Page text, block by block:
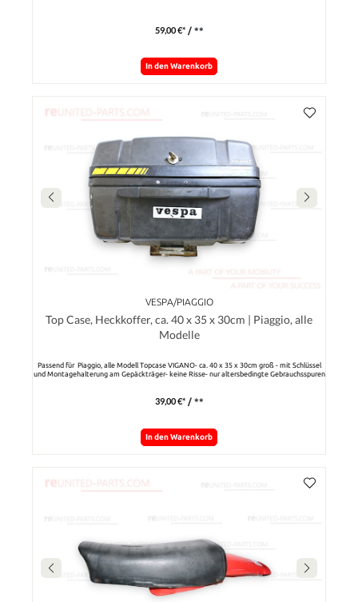
59,00 €* / **
In den Warenkorb
VESPA/PIAGGIO
Top Case, Heckkoffer, ca. 40 x 35 x 30cm | Piaggio, alle
Modelle
Passend für Piaggio, alle Modell Topcase VIGANO- ca. 40 x 35 x 30cm groß - mit Schlüssel
und Montagehalterung am Gepäckträger- keine Risse- nur altersbedingte Gebrauchsspuren
39,00 €* / **
In den Warenkorb